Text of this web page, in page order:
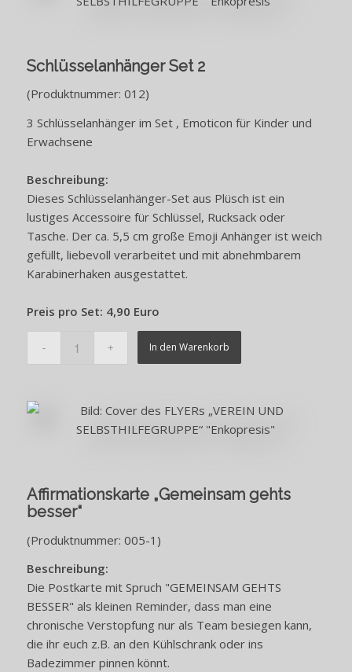
Schlüsselanhänger Set 2
(Produktnummer: 012)
3 Schlüsselanhänger im Set , Emoticon für Kinder und
Erwachsene
Beschreibung:
Dieses Schlüsselanhänger-Set aus Plüsch ist ein
lustiges Accessoire für Schlüssel, Rucksack oder
Tasche. Der ca. 5,5 cm große Emoji Anhänger ist weich
gefüllt, liebevoll verarbeitet und mit abnehmbarem
Karabinerhaken ausgestattet.
Preis pro Set: 4,90 Euro
In den Warenkorb
Affirmationskarte „Gemeinsam gehts
besser“
(Produktnummer: 005-1)
Beschreibung:
Die Postkarte mit Spruch "GEMEINSAM GEHTS
BESSER" als kleinen Reminder, dass man eine
chronische Verstopfung nur als Team besiegen kann,
die ihr euch z.B. an den Kühlschrank oder ins
Badezimmer pinnen könnt.